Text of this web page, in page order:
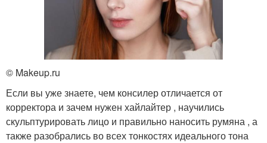
© Makeup.ru
Если вы уже знаете, чем консилер отличается от
корректора и зачем нужен хайлайтер , научились
скульптурировать лицо и правильно наносить румяна , а
также разобрались во всех тонкостях идеального тона